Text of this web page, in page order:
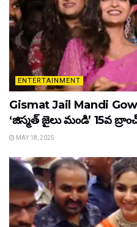
ENTERTAINMENT
Gismat Jail Mandi
‘జిస్మత్ జైలు మండి’ 15వ
MAY 18, 2025